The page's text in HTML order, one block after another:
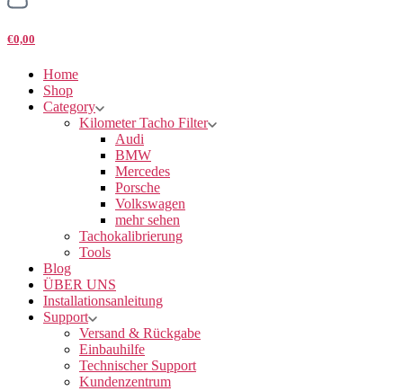
€0,00
Home
Shop
Category
Kilometer Tacho Filter
Audi
BMW
Mercedes
Porsche
Volkswagen
mehr sehen
Tachokalibrierung
Tools
Blog
ÜBER UNS
Installationsanleitung
Support
Versand & Rückgabe
Einbauhilfe
Technischer Support
Kundenzentrum